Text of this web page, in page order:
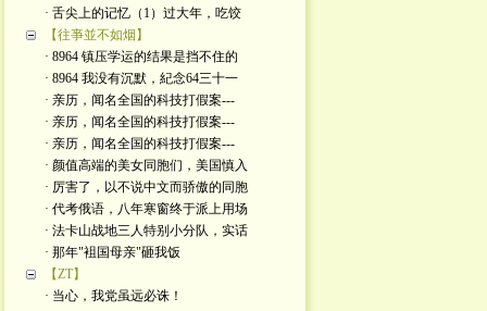
· 舌尖上的记忆（1）过大年，吃饺
【往亊並不如烟】
· 8964 镇压学运的结果是挡不住的
· 8964 我没有沉默，紀念64三十一
· 亲历，闻名全国的科技打假案---
· 亲历，闻名全国的科技打假案---
· 亲历，闻名全国的科技打假案---
· 颜值高端的美女同胞们，美国慎入
· 厉害了，以不说中文而骄傲的同胞
· 代考俄语，八年寒窗终于派上用场
· 法卡山战地三人特别小分队，实话
· 那年"袓国母亲"砸我饭
【ZT】
· 当心，我党虽远必诛！